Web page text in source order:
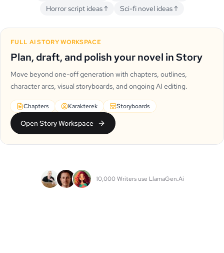
Horror script ideas↑ Sci-fi novel ideas↑
FULL AI STORY WORKSPACE
Plan, draft, and polish your novel in Story
Move beyond one-off generation with chapters, outlines,
character arcs, visual storyboards, and ongoing AI editing.
Chapters Karakterek Storyboards
Open Story Workspace
10,000 Writers use LlamaGen.Ai